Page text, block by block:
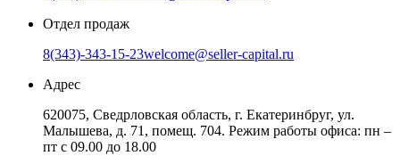
Отдел продаж
8(343)-343-15-23welcome@seller-capital.ru
Адрес
620075, Сведрловская область, г. Екатеринбруг, ул.
Малышева, д. 71, помещ. 704. Режим работы офиса: пн –
пт с 09.00 до 18.00